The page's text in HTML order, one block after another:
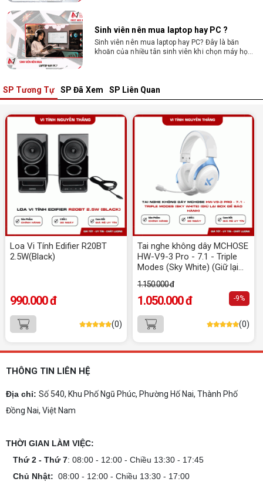
Hình Nào Đáng Tiền?
Tìm laptop sinh viên 15–20 triệu phù hợp ngành
học năm 2026? Khám phá cách chọn cấu hình,
Tổng hợp 7 laptop sinh viên dưới 15 triệu
nên mua
Bạn tìm laptop cho sinh viên dưới 15 triệu mượt
mà, bền bỉ? Xem ngay gợi ý các thương hiệu
laptop bền, cấu hình mạnh cho sinh viên sử dụng
Dịch vụ build PC đồ họa tại Đồng Nai theo
yêu cầu, giá tốt, uy tín
Dịch vụ build PC đồ họa tại Đồng Nai theo yêu
cầu uy tín, tối ưu cấu hình xử lý 3D và dựng video
mượt mà. Đăng ký nhận tư vấn và báo giá chi tiết
ngay.
10+ Mẫu laptop học sinh, sinh viên nên
mua 2026
Gợi ý 10+ mẫu laptop cho học sinh sinh viên
2026 theo ngân sách và ngành học: tiêu chí
chọn, cấu hình nên có và cách kiểm tra máy
Dịch vụ build PC gaming tại Đồng Nai uy
tín, chuyên nghiệp
Dịch vụ build PC gaming tại Đồng Nai uy tín, cấu
hình mạnh, tối ưu chi phí, test máy tại chỗ. Khám
phá ngay địa chỉ tư vấn và lắp đặt dàn PC chơi
game mượt mà!
phù hợp, đảm bảo hệ thống vận hành ổn định và
tối ưu chi phí. Xem ngay hướng dẫn tại đây
khi build: socket CPU mainboard, chuẩn RAM,
copy nhanh.
SP Tương Tự SP Đã Xem SP Liên Quan
Loa Vi Tính Edifier R20BT
2.5W(Black)
990.000 đ
(0)
Tai nghe không dây MCHOSE
HW-V9-3 Pro - 7.1 - Triple
Modes (Sky White) (Giữ lại
1.150.000 đ
1.050.000 đ -9%
(0)
THÔNG TIN LIÊN HỆ
Địa chỉ: Số 540, Khu Phố Ngũ Phúc, Phường Hố Nai, Thành Phố
Đồng Nai, Việt Nam
THỜI GIAN LÀM VIỆC:
Thứ 2 - Thứ 7: 08:00 - 12:00 - Chiều 13:30 - 17:45
Chủ Nhật: 08:00 - 12:00 - Chiều 13:30 - 17:00